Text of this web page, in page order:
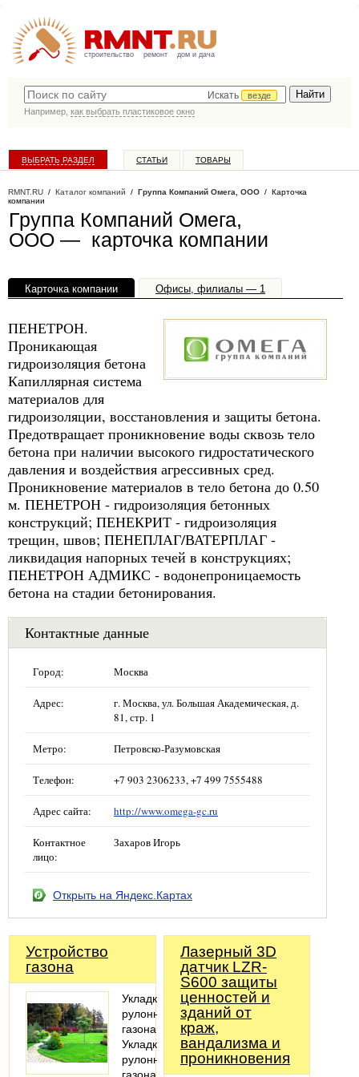
строительство ремонт дом и дача
Искать
везде
Например, как выбрать пластиковое окно
ВЫБРАТЬ РАЗДЕЛ СТАТЬИ ТОВАРЫ
RMNT.RU / Каталог компаний / Группа Компаний Омега, ООО / Карточка
компании
Группа Компаний Омега,
ООО — карточка компании
Карточка компании Офисы, филиалы — 1
ПЕНЕТРОН.
Проникающая
гидроизоляция бетона
Капиллярная система
материалов для
гидроизоляции, восстановления и защиты бетона.
Предотвращает проникновение воды сквозь тело
бетона при наличии высокого гидростатического
давления и воздействия агрессивных сред.
Проникновение материалов в тело бетона до 0.50
м. ПЕНЕТРОН - гидроизоляция бетонных
конструкций; ПЕНЕКРИТ - гидроизоляция
трещин, швов; ПЕНЕПЛАГ/ВАТЕРПЛАГ -
ликвидация напорных течей в конструкциях;
ПЕНЕТРОН АДМИКС - водонепроницаемость
бетона на стадии бетонирования.
Контактные данные
Город: Москва
Адрес:
г. Москва, ул. Большая Академическая, д.
81, стр. 1
Метро: Петровско-Разумовская
Телефон: +7 903 2306233, +7 499 7555488
Адрес сайта: http://www.omega-gc.ru
Контактное
лицо:
Захаров Игорь
Открыть на Яндекс.Картах
Устройство
газона
Укладка
рулонного
газона
Укладка
рулонного
Лазерный 3D
датчик LZR-
S600 защиты
ценностей и
зданий от
краж,
вандализма и
проникновения